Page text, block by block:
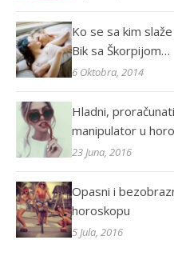
Ko se sa kim
Bik sa Škorpijom…
6 Oktobra, 2014
Hladni,
manipulator u
23 Juna, 2016
Opasni i
horoskopu
5 Jula, 2016